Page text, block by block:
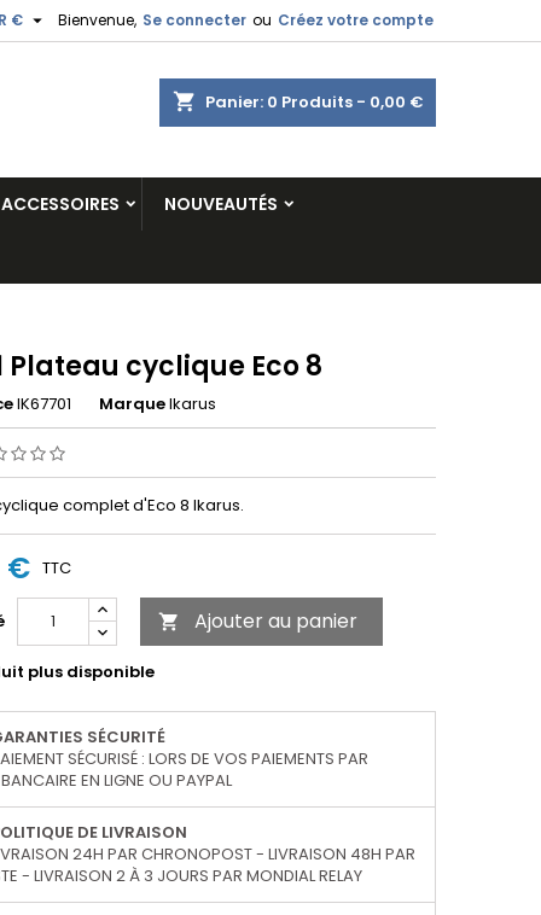
Bienvenue, Se connecter ou Créez votre compte
€ 
shopping_cart Panier: 0 Produits - 0,00 €
ACCESSOIRES NOUVEAUTÉS
Plateau cyclique Eco 8
IK67701 MarqueIkarus
complet d'Eco 8 Ikarus.
€ TTC
 Ajouter au panier
plus disponible
SÉCURITÉ
SÉCURISÉ : LORS DE VOS PAIEMENTS PAR
EN LIGNE OU PAYPAL
DE LIVRAISON
24H PAR CHRONOPOST - LIVRAISON 48H PAR
- LIVRAISON 2 À 3 JOURS PAR MONDIAL RELAY